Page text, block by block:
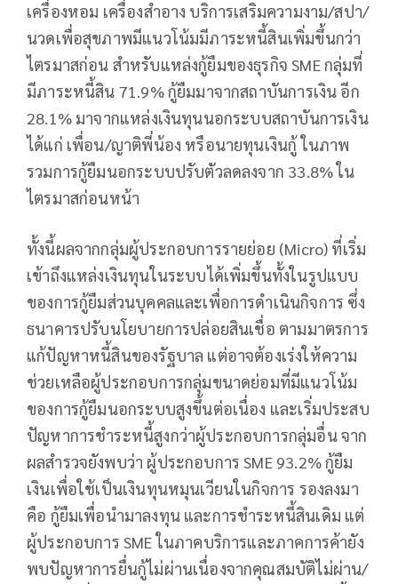
เครื่องหอม เครื่องสำอาง บริการเสริมความงาม/สปา/
นวดเพื่อสุขภาพมีแนวโน้มมีภาระหนี้สินเพิ่มขึ้นกว่า
ไตรมาสก่อน สำหรับแหล่งกู้ยืมของธุรกิจ SME กลุ่มที่
มีภาระหนี้สิน 71.9% กู้ยืมมาจากสถาบันการเงิน อีก
28.1% มาจากแหล่งเงินทุนนอกระบบสถาบันการเงิน
ได้แก่ เพื่อน/ญาติพี่น้อง หรือนายทุนเงินกู้ ในภาพ
รวมการกู้ยืมนอกระบบปรับตัวลดลงจาก 33.8% ใน
ไตรมาสก่อนหน้า
ทั้งนี้ผลจากกลุ่มผู้ประกอบการรายย่อย (Micro) ที่เริ่ม
เข้าถึงแหล่งเงินทุนในระบบได้เพิ่มขึ้นทั้งในรูปแบบ
ของการกู้ยืมส่วนบุคคลและเพื่อการดำเนินกิจการ ซึ่ง
ธนาคารปรับนโยบายการปล่อยสินเชื่อ ตามมาตรการ
แก้ปัญหาหนี้สินของรัฐบาล แต่อาจต้องเร่งให้ความ
ช่วยเหลือผู้ประกอบการกลุ่มขนาดย่อมที่มีแนวโน้ม
ของการกู้ยืมนอกระบบสูงขึ้นต่อเนื่อง และเริ่มประสบ
ปัญหาการชำระหนี้สูงกว่าผู้ประกอบการกลุ่มอื่น จาก
ผลสำรวจยังพบว่า ผู้ประกอบการ SME 93.2% กู้ยืม
เงินเพื่อใช้เป็นเงินทุนหมุนเวียนในกิจการ รองลงมา
คือ กู้ยืมเพื่อนำมาลงทุน และการชำระหนี้สินเดิม แต่
ผู้ประกอบการ SME ในภาคบริการและภาคการค้ายัง
พบปัญหาการยื่นกู้ไม่ผ่านเนื่องจากคุณสมบัติไม่ผ่าน/